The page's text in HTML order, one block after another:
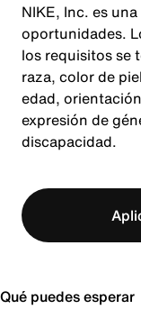
NIKE, Inc. es
oportunidades.
los requisitos se
raza, color de
edad,
expresión de
discapacidad.
Qué puedes esperar